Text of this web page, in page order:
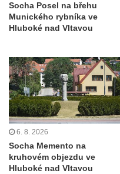
Socha divokého prasete
ZOO Dresden
Vltavou
Pamětní kámen
– Hořín u Lužce nad
Strom svobody a
a 30. výročí listopadu
Boží muka v parku před
Hrobčicích
Socha Posel na břehu
Munického rybníka ve
Hluboké nad Vltavou
6. 8. 2026
Socha Memento na
kruhovém objezdu ve
Hluboké nad Vltavou